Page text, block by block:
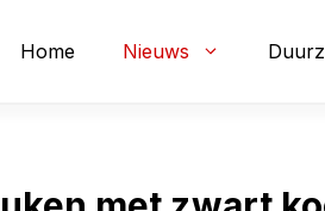
Home Nieuws